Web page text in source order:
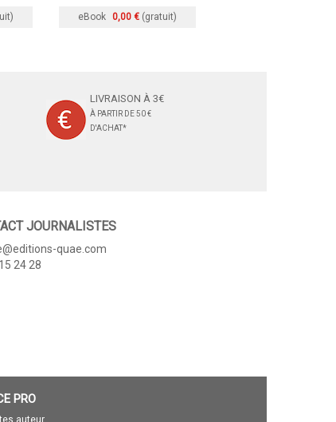
eBook 0,00 € (gratuit)
LIVRAISON À 3€
À PARTIR DE 50 €
D'ACHAT*
JOURNALISTES
quae.com
24 28
PRO
auteur